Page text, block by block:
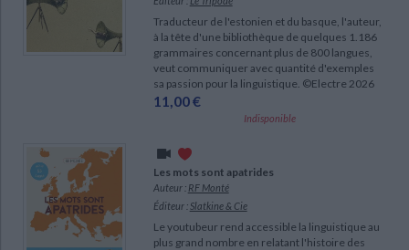
Traducteur de l'estonien et du basque, l'auteur,
à la tête d'une bibliothèque de quelques 1.186
grammaires concernant plus de 800 langues,
veut communiquer avec quantité d'exemples
sa passion pour la linguistique. ©Electre 2026
11,00 €
Indisponible
Les mots sont apatrides
Auteur : RF Monté
Éditeur : Slatkine & Cie
Le youtubeur rend accessible la linguistique au
plus grand nombre en relatant l'histoire des